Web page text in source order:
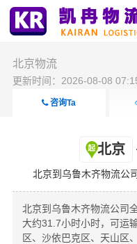
北京物流
更新时间：2026-08-08
咨询Ta
北京
北京到乌鲁木齐物流公
北京到乌鲁木齐物流公司
大约31.7小时小时，可运
区、沙依巴克区、天山区